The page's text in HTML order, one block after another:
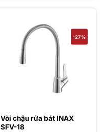
24.510.000 ₫.
16.950.000 ₫.
-27%
Vòi chậu rửa bát INAX
SFV-18